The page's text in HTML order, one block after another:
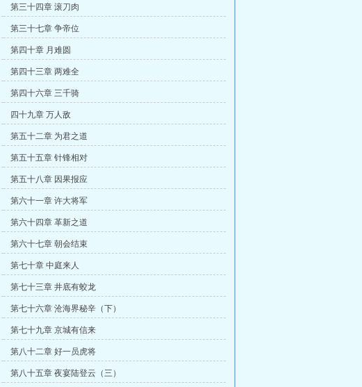
第三十四章 滚刀肉
第三十七章 争帝位
第四十章 月难圆
第四十三章 两难全
第四十六章 三千骑
四十九章 万人敌
第五十二章 为君之道
第五十五章 针锋相对
第五十八章 因果报应
第六十一章 许大将军
第六十四章 革新之道
第六十七章 朝会结束
第七十章 中庭来人
第七十三章 井底有蛟龙
第七十六章 沧海界秘辛（下）
第七十九章 京城有信来
第八十二章 好一员虎将
第八十五章 夜宴陆登云（三）